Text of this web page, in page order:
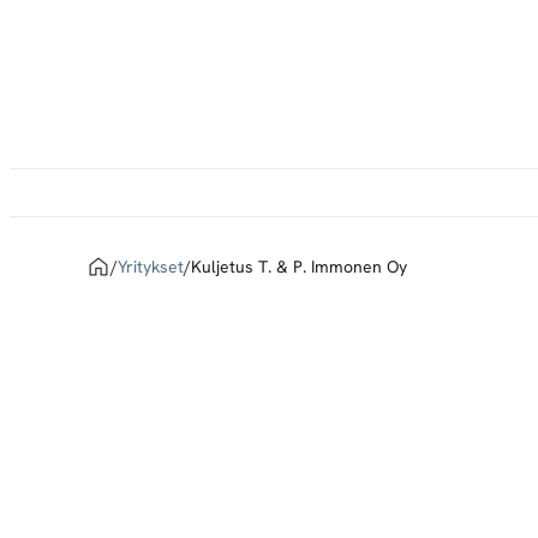
Home
/Yritykset/Kuljetus T. & P. Immonen Oy